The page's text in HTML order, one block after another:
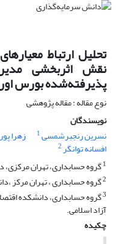
تحلیل ارتباط
نقش اثربخشی
پذیرفته‌شده بورس
نوع مقاله : مقاله پژوهشی
نویسندگان
نسرین رنجبرشمسی1 زهرا
افسانه توانگر2
1گروه حسابداری، تهران مرکزی،
2گروه حسابداری ، تهران مرکز
3گروه حسابداری، دانشکده
آزاد اسلامی.
چکیده